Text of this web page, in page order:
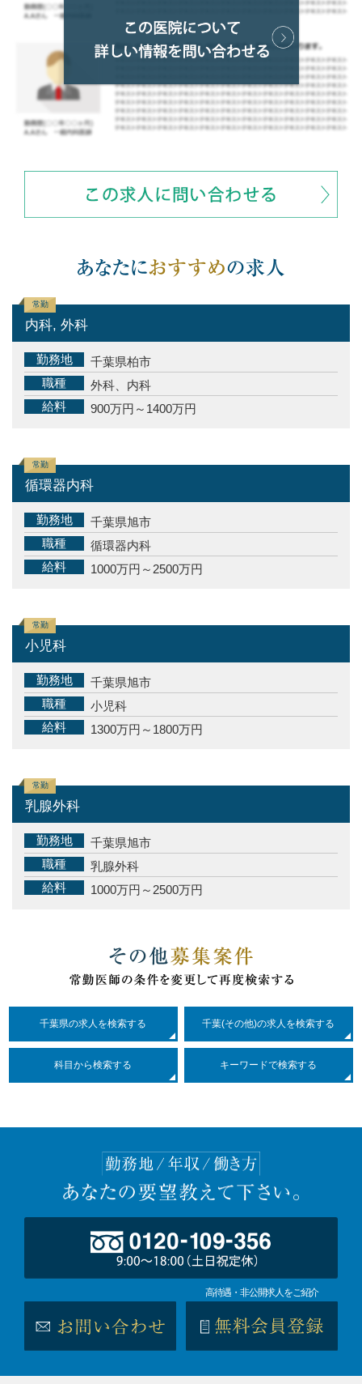
常勤
内科, 外科
勤務地
千葉県柏市
職種
外科、内科
給料
900万円～1400万円
常勤
循環器内科
勤務地
千葉県旭市
職種
循環器内科
給料
1000万円～2500万円
常勤
小児科
勤務地
千葉県旭市
職種
小児科
給料
1300万円～1800万円
常勤
乳腺外科
勤務地
千葉県旭市
職種
乳腺外科
給料
1000万円～2500万円
千葉県の求人を検索する 千葉(その他)の求人を検索する
科目 から検索する キーワードで検索する
高待遇・非公開求人をご紹介